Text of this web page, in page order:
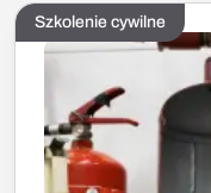
Szkolenie cywilne